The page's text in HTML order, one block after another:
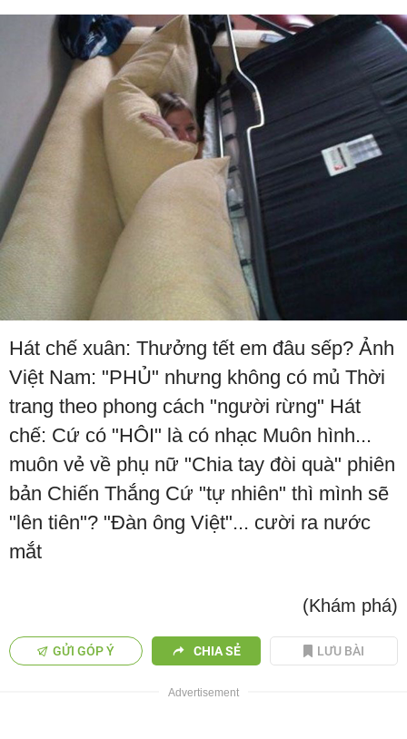
Hát chế xuân: Thưởng tết em đâu sếp? Ảnh
Việt Nam: "PHỦ" nhưng không có mủ Thời
trang theo phong cách "người rừng" Hát
chế: Cứ có "HÔI" là có nhạc Muôn hình...
muôn vẻ về phụ nữ "Chia tay đòi quà" phiên
bản Chiến Thắng Cứ "tự nhiên" thì mình sẽ
"lên tiên"? "Đàn ông Việt"... cười ra nước
mắt
(Khám phá)
GỬI GÓP Ý CHIA SẺ LƯU BÀI